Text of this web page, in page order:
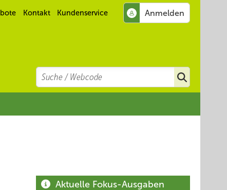
Kontakt Kundenservice
Search
Suchen
Aktuelle Fokus-Ausgaben